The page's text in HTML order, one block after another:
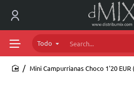
Todo
Search...
home
Mini Campurrianas Choco 1'20 EUR